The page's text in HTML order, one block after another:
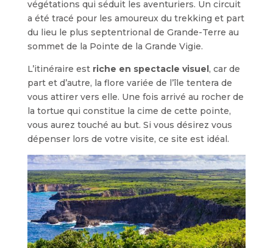
végétations qui séduit les aventuriers. Un circuit
a été tracé pour les amoureux du trekking et part
du lieu le plus septentrional de Grande-Terre au
sommet de la Pointe de la Grande Vigie.
L’itinéraire est riche en spectacle visuel, car de
part et d’autre, la flore variée de l’île tentera de
vous attirer vers elle. Une fois arrivé au rocher de
la tortue qui constitue la cime de cette pointe,
vous aurez touché au but. Si vous désirez vous
dépenser lors de votre visite, ce site est idéal.